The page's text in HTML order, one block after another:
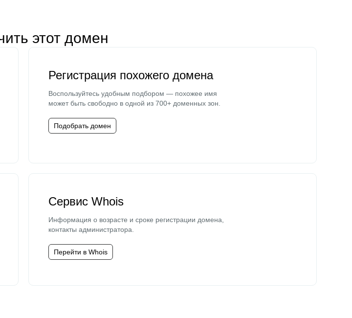
этот домен
Регистрация похожего домена
Воспользуйтесь удобным подбором — похожее имя
может быть свободно в одной из 700+ доменных зон.
Подобрать домен
Сервис Whois
Информация о возрасте и сроке регистрации домена,
контакты администратора.
Перейти в Whois